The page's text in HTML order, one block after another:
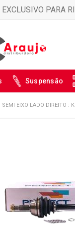
PARA
Suspensão
SEMI EIXO LADO DIREITO :